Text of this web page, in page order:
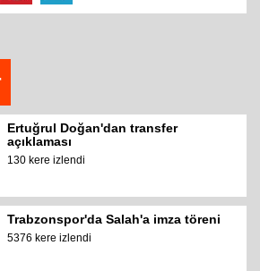
Ertuğrul Doğan'dan transfer
açıklaması
130 kere izlendi
Trabzonspor'da Salah'a imza töreni
5376 kere izlendi